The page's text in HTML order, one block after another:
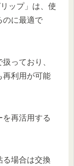
ップ」は、使
のに最適で
っており、
再利用が可能
を再活用する
る場合は交換